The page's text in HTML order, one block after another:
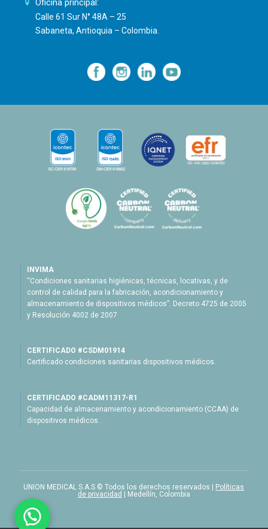
Oficina principal:
Calle 61 Sur N° 48A – 25
Sabaneta, Antioquia – Colombia.
— — —
INVIMA
“Condiciones sanitarias higiénicas, técnicas, locativas, y de
control de calidad para la fabricación, acondicionamiento y
almacenamiento de dispositivos médicos”. Decreto 4725 de 2005
y Resolución 4002 de 2007
CERTIFICADO #CSDM01914
Certificado condiciones sanitarias dispositivos médicos.
CERTIFICADO #CADM11317-R1
Capacidad de almacenamiento y acondicionamiento (CCAA) de
dispositivos médicos.
UNION MEDICAL S.A.S © Todos los derechos reservados |
Políticas
de privacidad
| Medellín, Colombia